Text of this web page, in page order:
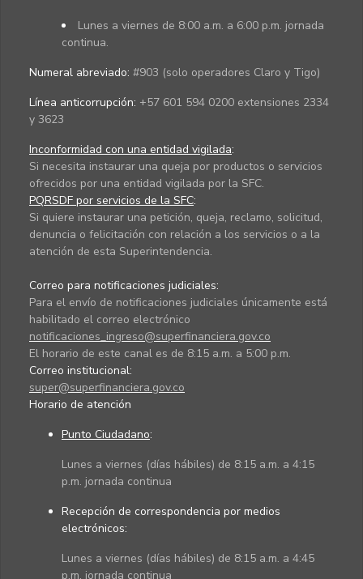
Lunes a viernes de 8:00 a.m. a 6:00 p.m. jornada
continua.
Numeral abreviado: #903 (solo operadores Claro y Tigo)
Línea anticorrupción: +57 601 594 0200 extensiones 2334
y 3623
Inconformidad con una entidad vigilada:
Si necesita instaurar una queja por productos o servicios
ofrecidos por una entidad vigilada por la SFC.
PQRSDF por servicios de la SFC:
Si quiere instaurar una petición, queja, reclamo, solicitud,
denuncia o felicitación con relación a los servicios o a la
atención de esta Superintendencia.
Correo para notificaciones judiciales:
Para el envío de notificaciones judiciales únicamente está
habilitado el correo electrónico
notificaciones_ingreso@superfinanciera.gov.co
El horario de este canal es de 8:15 a.m. a 5:00 p.m.
Correo institucional:
super@superfinanciera.gov.co
Horario de atención
Punto Ciudadano:
Lunes a viernes (días hábiles) de 8:15 a.m. a 4:15
p.m. jornada continua
Recepción de correspondencia por medios
electrónicos:
Lunes a viernes (días hábiles) de 8:15 a.m. a 4:45
p.m. jornada continua